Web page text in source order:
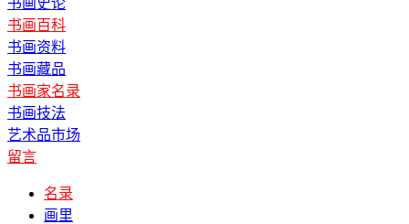
书画百科
书画资料
书画藏品
书画家名录
书画技法
艺术品市场
留言
名录
画里